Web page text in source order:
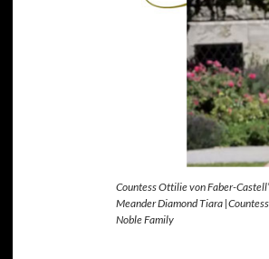
Countess Ottilie von Faber-
Meander Diamond Tiara
Noble Family